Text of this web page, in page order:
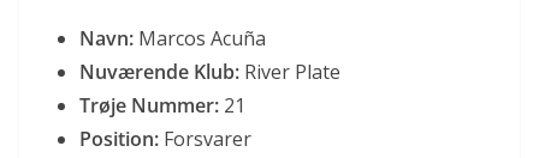
Navn: Marcos Acuña
Nuværende Klub: River Plate
Trøje Nummer: 21
Position: Forsvarer